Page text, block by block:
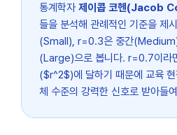
통계학자제이콥 코헨(Jacob
들을 분석해 관례적인 기준을 제
(Small), r=0.3은 중간
(Large)으로 봅니다. r=0.7이라
($r^2$)에 달하기 때문에 교육
체 수준의 강력한 신호로 받아들